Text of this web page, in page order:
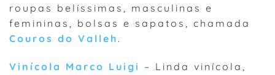
roupas belíssimas, masculinas e
femininas, bolsas e sapatos, chamada
Couros do Valleh .
Vinícola Marco Luigi – Linda vinícola,